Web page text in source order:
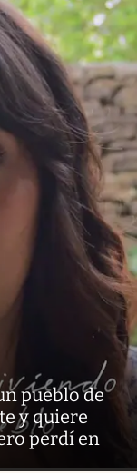
pueblo de
y quiere
perdí en